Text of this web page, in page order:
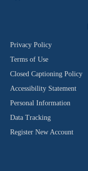
Privacy Policy
Terms of Use
Closed Captioning Policy
Accessibility Statement
Personal Information
Data Tracking
Register New Account